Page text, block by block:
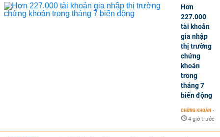
Hơn
227.000
tài khoản
gia nhập
thị trường
chứng
khoán
trong
tháng 7
biến động
CHỨNG KHOÁN -
4 giờ trước